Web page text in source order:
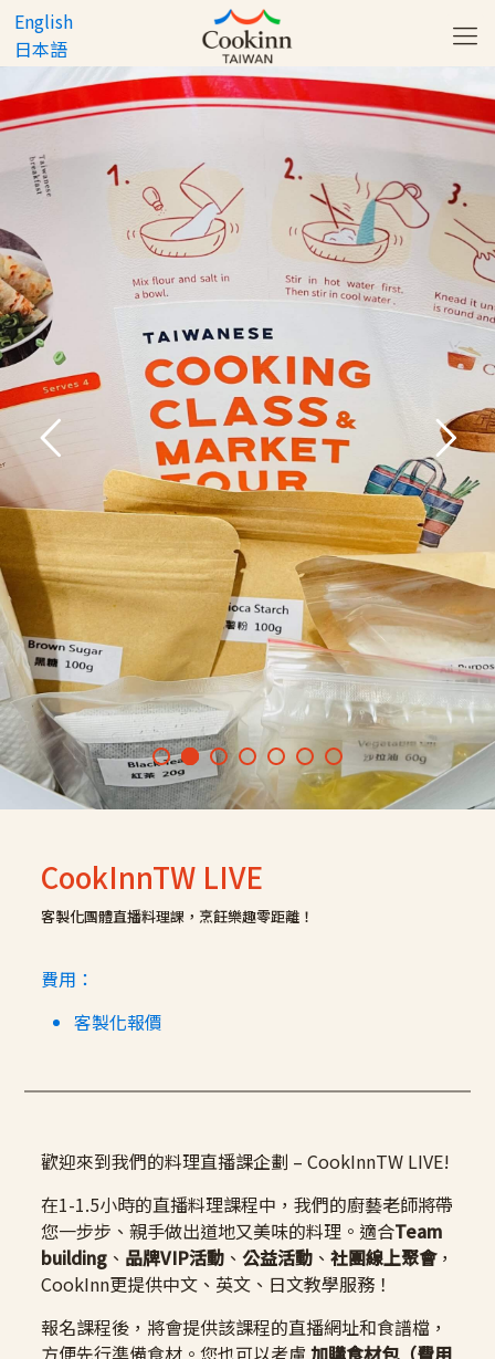
English
日本語
CookInnTW LIVE
客製化團體直播料理課，烹飪樂趣零距離！
費用：
客製化報價
歡迎來到我們的料理直播課企劃 – CookInnTW LIVE!
在1-1.5小時的直播料理課程中，我們的廚藝老師將帶
您一步步、親手做出道地又美味的料理。適合Team
building、 品牌VIP活動、 公益活動、 社團線上聚會，
CookInn更提供中文、英文、日文教學服務！
報名課程後，將會提供該課程的直播網址和食譜檔，
方便先行準備食材。您也可以考慮 加購食材包（費用